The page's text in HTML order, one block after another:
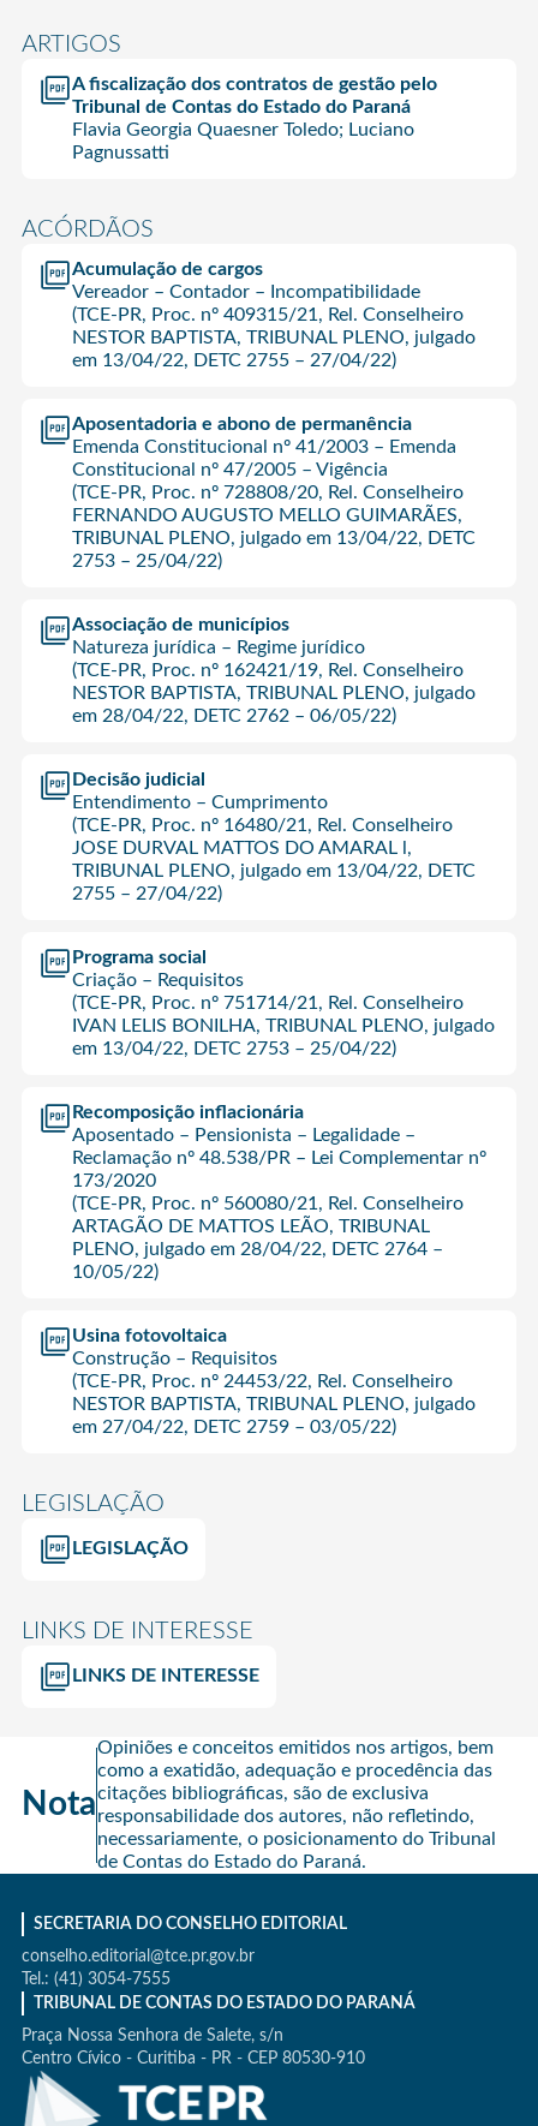
ARTIGOS
A fiscalização dos contratos de gestão pelo
Tribunal de Contas do Estado do Paraná
Flavia Georgia Quaesner Toledo; Luciano
Pagnussatti
ACÓRDÃOS
Acumulação de cargos
Vereador – Contador – Incompatibilidade
(TCE-PR, Proc. nº 409315/21, Rel. Conselheiro
NESTOR BAPTISTA, TRIBUNAL PLENO, julgado
em 13/04/22, DETC 2755 – 27/04/22)
Aposentadoria e abono de permanência
Emenda Constitucional nº 41/2003 – Emenda
Constitucional nº 47/2005 – Vigência
(TCE-PR, Proc. nº 728808/20, Rel. Conselheiro
FERNANDO AUGUSTO MELLO GUIMARÃES,
TRIBUNAL PLENO, julgado em 13/04/22, DETC
2753 – 25/04/22)
Associação de municípios
Natureza jurídica – Regime jurídico
(TCE-PR, Proc. nº 162421/19, Rel. Conselheiro
NESTOR BAPTISTA, TRIBUNAL PLENO, julgado
em 28/04/22, DETC 2762 – 06/05/22)
Decisão judicial
Entendimento – Cumprimento
(TCE-PR, Proc. nº 16480/21, Rel. Conselheiro
JOSE DURVAL MATTOS DO AMARAL l,
TRIBUNAL PLENO, julgado em 13/04/22, DETC
2755 – 27/04/22)
Programa social
Criação – Requisitos
(TCE-PR, Proc. nº 751714/21, Rel. Conselheiro
IVAN LELIS BONILHA, TRIBUNAL PLENO, julgado
em 13/04/22, DETC 2753 – 25/04/22)
Recomposição inflacionária
Aposentado – Pensionista – Legalidade –
Reclamação nº 48.538/PR – Lei Complementar nº
173/2020
(TCE-PR, Proc. nº 560080/21, Rel. Conselheiro
ARTAGÃO DE MATTOS LEÃO, TRIBUNAL
PLENO, julgado em 28/04/22, DETC 2764 –
10/05/22)
Usina fotovoltaica
Construção – Requisitos
(TCE-PR, Proc. nº 24453/22, Rel. Conselheiro
NESTOR BAPTISTA, TRIBUNAL PLENO, julgado
em 27/04/22, DETC 2759 – 03/05/22)
LEGISLAÇÃO
LEGISLAÇÃO
LINKS DE INTERESSE
LINKS DE INTERESSE
Nota
Opiniões e conceitos emitidos nos artigos, bem
como a exatidão, adequação e procedência das
citações bibliográficas, são de exclusiva
responsabilidade dos autores, não refletindo,
necessariamente, o posicionamento do Tribunal
de Contas do Estado do Paraná.
SECRETARIA DO CONSELHO EDITORIAL
conselho.editorial@tce.pr.gov.br
Tel.: (41) 3054-7555
TRIBUNAL DE CONTAS DO ESTADO DO PARANÁ
Praça Nossa Senhora de Salete, s/n
Centro Cívico - Curitiba - PR - CEP 80530-910